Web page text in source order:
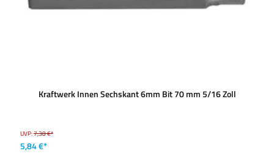
Kraftwerk Innen Sechskant 6mm Bit 70 mm 5/16 Zoll
UVP:7,38 €*
5,84 €*